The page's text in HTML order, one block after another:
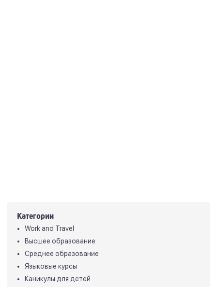
Категории
Work and Travel
Высшее образование
Среднее образование
Языковые курсы
Каникулы для детей